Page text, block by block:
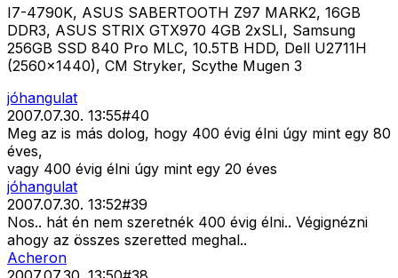
I7-4790K, ASUS SABERTOOTH Z97 MARK2, 16GB
DDR3, ASUS STRIX GTX970 4GB 2xSLI, Samsung
256GB SSD 840 Pro MLC, 10.5TB HDD, Dell U2711H
(2560x1440), CM Stryker, Scythe Mugen 3
jóhangulat
2007.07.30. 13:55#40
Meg az is más dolog, hogy 400 évig élni úgy mint egy 80
éves,
vagy 400 évig élni úgy mint egy 20 éves
jóhangulat
2007.07.30. 13:52#39
Nos.. hát én nem szeretnék 400 évig élni.. Végignézni
ahogy az összes szeretted meghal..
Acheron